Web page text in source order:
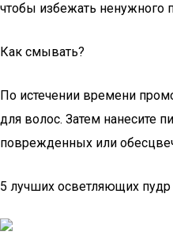
чтобы избежать ненужного
Как смывать?
По истечении времени
для волос. Затем нанесите
поврежденных или
5 лучших осветляющих